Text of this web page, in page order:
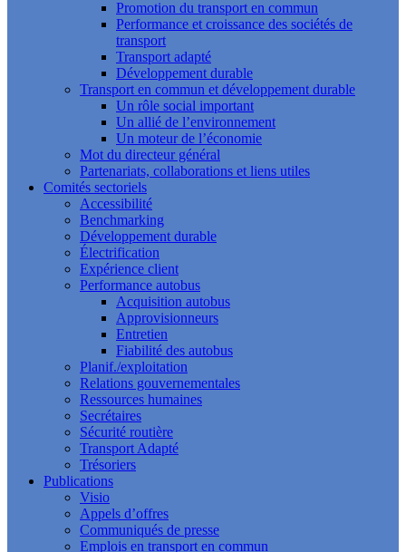
Promotion du transport en commun
Performance et croissance des sociétés de
transport
Transport adapté
Développement durable
Transport en commun et développement durable
Un rôle social important
Un allié de l’environnement
Un moteur de l’économie
Mot du directeur général
Partenariats, collaborations et liens utiles
Comités sectoriels
Accessibilité
Benchmarking
Développement durable
Électrification
Expérience client
Performance autobus
Acquisition autobus
Approvisionneurs
Entretien
Fiabilité des autobus
Planif./exploitation
Relations gouvernementales
Ressources humaines
Secrétaires
Sécurité routière
Transport Adapté
Trésoriers
Publications
Visio
Appels d’offres
Communiqués de presse
Emplois en transport en commun